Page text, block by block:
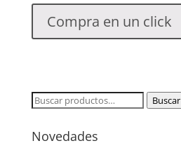
Compra en un click
Buscar
Buscar
Novedades